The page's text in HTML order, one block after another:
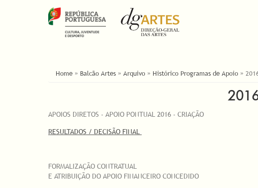
ESTÁ AQUI
Home » Balcão Artes » Arquivo » Histórico Programas de Apoio »
APOIOS DIRETOS - APOIO PONTUAL 2016 - CRIAÇÃO
RESULTADOS / DECISÃO FINAL
FORMALIZAÇÃO CONTRATUAL
E ATRIBUIÇÃO DO APOIO FINANCEIRO CONCEDIDO